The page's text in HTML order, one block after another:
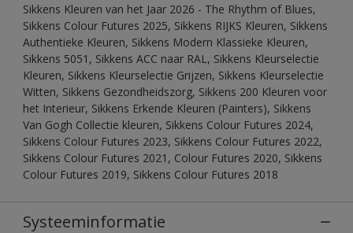
Sikkens Kleuren van het Jaar 2026 - The Rhythm of Blues,
Sikkens Colour Futures 2025, Sikkens RIJKS Kleuren, Sikkens
Authentieke Kleuren, Sikkens Modern Klassieke Kleuren,
Sikkens 5051, Sikkens ACC naar RAL, Sikkens Kleurselectie
Kleuren, Sikkens Kleurselectie Grijzen, Sikkens Kleurselectie
Witten, Sikkens Gezondheidszorg, Sikkens 200 Kleuren voor
het Interieur, Sikkens Erkende Kleuren (Painters), Sikkens
Van Gogh Collectie kleuren, Sikkens Colour Futures 2024,
Sikkens Colour Futures 2023, Sikkens Colour Futures 2022,
Sikkens Colour Futures 2021, Colour Futures 2020, Sikkens
Colour Futures 2019, Sikkens Colour Futures 2018
Systeeminformatie